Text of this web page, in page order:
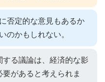
否定的な意見もあるか
のかもしれない。
する議論は、経済的な影
があると考えられま